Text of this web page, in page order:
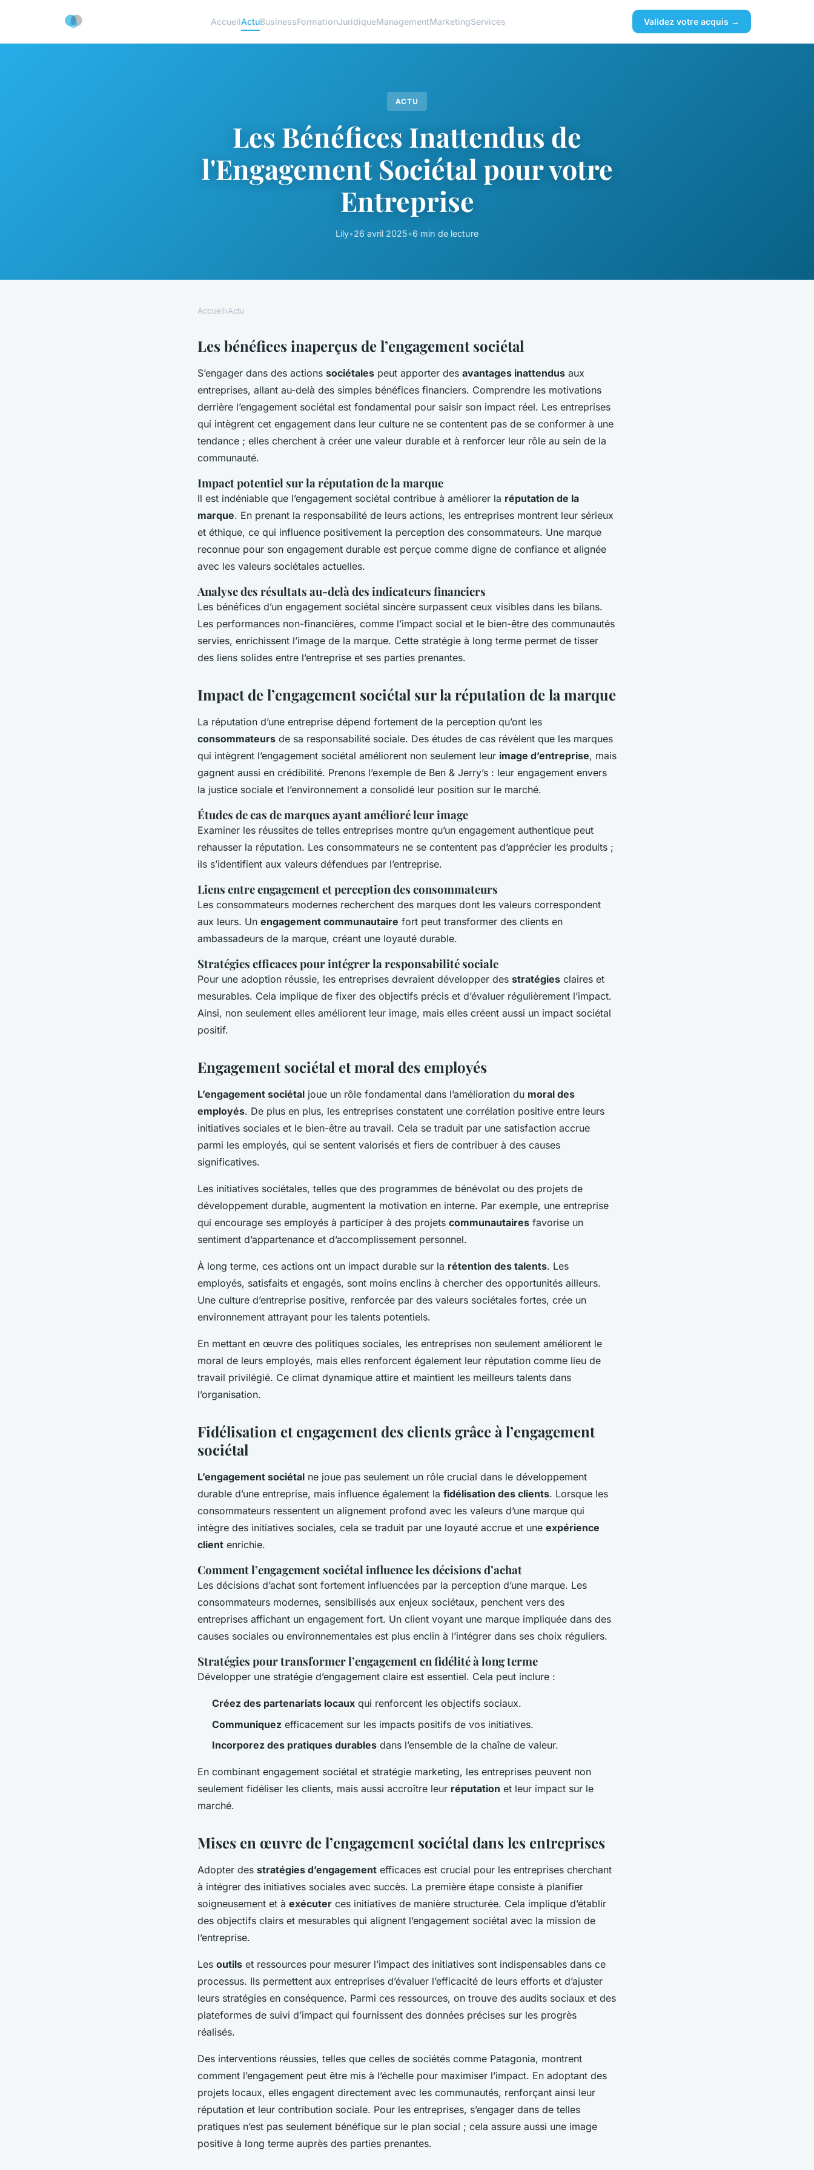
AccueilActuBusinessFormationJuridiqueManagementMarketingServices Validez votre acquis →
ACTU
Les Bénéfices Inattendus de
l'Engagement Sociétal pour votre
Entreprise
Lily•26 avril 2025•6 min de lecture
Accueil›Actu
Les bénéfices inaperçus de l’engagement sociétal
S’engager dans des actions sociétales peut apporter des avantages inattendus aux
entreprises, allant au-delà des simples bénéfices financiers. Comprendre les motivations
derrière l’engagement sociétal est fondamental pour saisir son impact réel. Les entreprises
qui intègrent cet engagement dans leur culture ne se contentent pas de se conformer à une
tendance ; elles cherchent à créer une valeur durable et à renforcer leur rôle au sein de la
communauté.
Impact potentiel sur la réputation de la marque
Il est indéniable que l’engagement sociétal contribue à améliorer la réputation de la
marque. En prenant la responsabilité de leurs actions, les entreprises montrent leur sérieux
et éthique, ce qui influence positivement la perception des consommateurs. Une marque
reconnue pour son engagement durable est perçue comme digne de confiance et alignée
avec les valeurs sociétales actuelles.
Analyse des résultats au-delà des indicateurs financiers
Les bénéfices d’un engagement sociétal sincère surpassent ceux visibles dans les bilans.
Les performances non-financières, comme l’impact social et le bien-être des communautés
servies, enrichissent l’image de la marque. Cette stratégie à long terme permet de tisser
des liens solides entre l’entreprise et ses parties prenantes.
Impact de l’engagement sociétal sur la réputation de la marque
La réputation d’une entreprise dépend fortement de la perception qu’ont les
consommateurs de sa responsabilité sociale. Des études de cas révèlent que les marques
qui intègrent l’engagement sociétal améliorent non seulement leur image d’entreprise, mais
gagnent aussi en crédibilité. Prenons l’exemple de Ben & Jerry’s : leur engagement envers
la justice sociale et l’environnement a consolidé leur position sur le marché.
Études de cas de marques ayant amélioré leur image
Examiner les réussites de telles entreprises montre qu’un engagement authentique peut
rehausser la réputation. Les consommateurs ne se contentent pas d’apprécier les produits ;
ils s’identifient aux valeurs défendues par l’entreprise.
Liens entre engagement et perception des consommateurs
Les consommateurs modernes recherchent des marques dont les valeurs correspondent
aux leurs. Un engagement communautaire fort peut transformer des clients en
ambassadeurs de la marque, créant une loyauté durable.
Stratégies efficaces pour intégrer la responsabilité sociale
Pour une adoption réussie, les entreprises devraient développer des stratégies claires et
mesurables. Cela implique de fixer des objectifs précis et d’évaluer régulièrement l’impact.
Ainsi, non seulement elles améliorent leur image, mais elles créent aussi un impact sociétal
positif.
Engagement sociétal et moral des employés
L’engagement sociétal joue un rôle fondamental dans l’amélioration du moral des
employés. De plus en plus, les entreprises constatent une corrélation positive entre leurs
initiatives sociales et le bien-être au travail. Cela se traduit par une satisfaction accrue
parmi les employés, qui se sentent valorisés et fiers de contribuer à des causes
significatives.
Les initiatives sociétales, telles que des programmes de bénévolat ou des projets de
développement durable, augmentent la motivation en interne. Par exemple, une entreprise
qui encourage ses employés à participer à des projets communautaires favorise un
sentiment d’appartenance et d’accomplissement personnel.
À long terme, ces actions ont un impact durable sur la rétention des talents. Les
employés, satisfaits et engagés, sont moins enclins à chercher des opportunités ailleurs.
Une culture d’entreprise positive, renforcée par des valeurs sociétales fortes, crée un
environnement attrayant pour les talents potentiels.
En mettant en œuvre des politiques sociales, les entreprises non seulement améliorent le
moral de leurs employés, mais elles renforcent également leur réputation comme lieu de
travail privilégié. Ce climat dynamique attire et maintient les meilleurs talents dans
l’organisation.
Fidélisation et engagement des clients grâce à l’engagement
sociétal
L’engagement sociétal ne joue pas seulement un rôle crucial dans le développement
durable d’une entreprise, mais influence également la fidélisation des clients. Lorsque les
consommateurs ressentent un alignement profond avec les valeurs d’une marque qui
intègre des initiatives sociales, cela se traduit par une loyauté accrue et une expérience
client enrichie.
Comment l’engagement sociétal influence les décisions d’achat
Les décisions d’achat sont fortement influencées par la perception d’une marque. Les
consommateurs modernes, sensibilisés aux enjeux sociétaux, penchent vers des
entreprises affichant un engagement fort. Un client voyant une marque impliquée dans des
causes sociales ou environnementales est plus enclin à l’intégrer dans ses choix réguliers.
Stratégies pour transformer l’engagement en fidélité à long terme
Développer une stratégie d’engagement claire est essentiel. Cela peut inclure :
Créez des partenariats locaux qui renforcent les objectifs sociaux.
Communiquez efficacement sur les impacts positifs de vos initiatives.
Incorporez des pratiques durables dans l’ensemble de la chaîne de valeur.
En combinant engagement sociétal et stratégie marketing, les entreprises peuvent non
seulement fidéliser les clients, mais aussi accroître leur réputation et leur impact sur le
marché.
Mises en œuvre de l’engagement sociétal dans les entreprises
Adopter des stratégies d’engagement efficaces est crucial pour les entreprises cherchant
à intégrer des initiatives sociales avec succès. La première étape consiste à planifier
soigneusement et à exécuter ces initiatives de manière structurée. Cela implique d’établir
des objectifs clairs et mesurables qui alignent l’engagement sociétal avec la mission de
l’entreprise.
Les outils et ressources pour mesurer l’impact des initiatives sont indispensables dans ce
processus. Ils permettent aux entreprises d’évaluer l’efficacité de leurs efforts et d’ajuster
leurs stratégies en conséquence. Parmi ces ressources, on trouve des audits sociaux et des
plateformes de suivi d’impact qui fournissent des données précises sur les progrès
réalisés.
Des interventions réussies, telles que celles de sociétés comme Patagonia, montrent
comment l’engagement peut être mis à l’échelle pour maximiser l’impact. En adoptant des
projets locaux, elles engagent directement avec les communautés, renforçant ainsi leur
réputation et leur contribution sociale. Pour les entreprises, s’engager dans de telles
pratiques n’est pas seulement bénéfique sur le plan social ; cela assure aussi une image
positive à long terme auprès des parties prenantes.